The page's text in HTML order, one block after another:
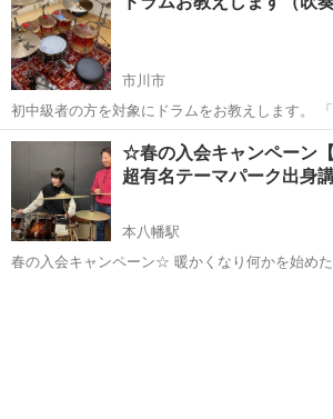
に所属している中高生の方はこんなお悩みがある
か？ 当方は学生時代吹奏楽部に...
市川市
初中級者の方を対象にドラムをお教えします。
けれど、 どんな練習をしたらいいかわからない
てどんなの？」 などなど、特に中高生の方は こ
はないでしょうか？ ぜひ、...
千葉 市川市 ドラム 吹奏楽部
☆春の入会キャンペーン【
超有名テーマパーク出身
本八幡駅
春の入会キャンペーン☆ 暖かくなり何かを始めたくなる季節♪ 興味が